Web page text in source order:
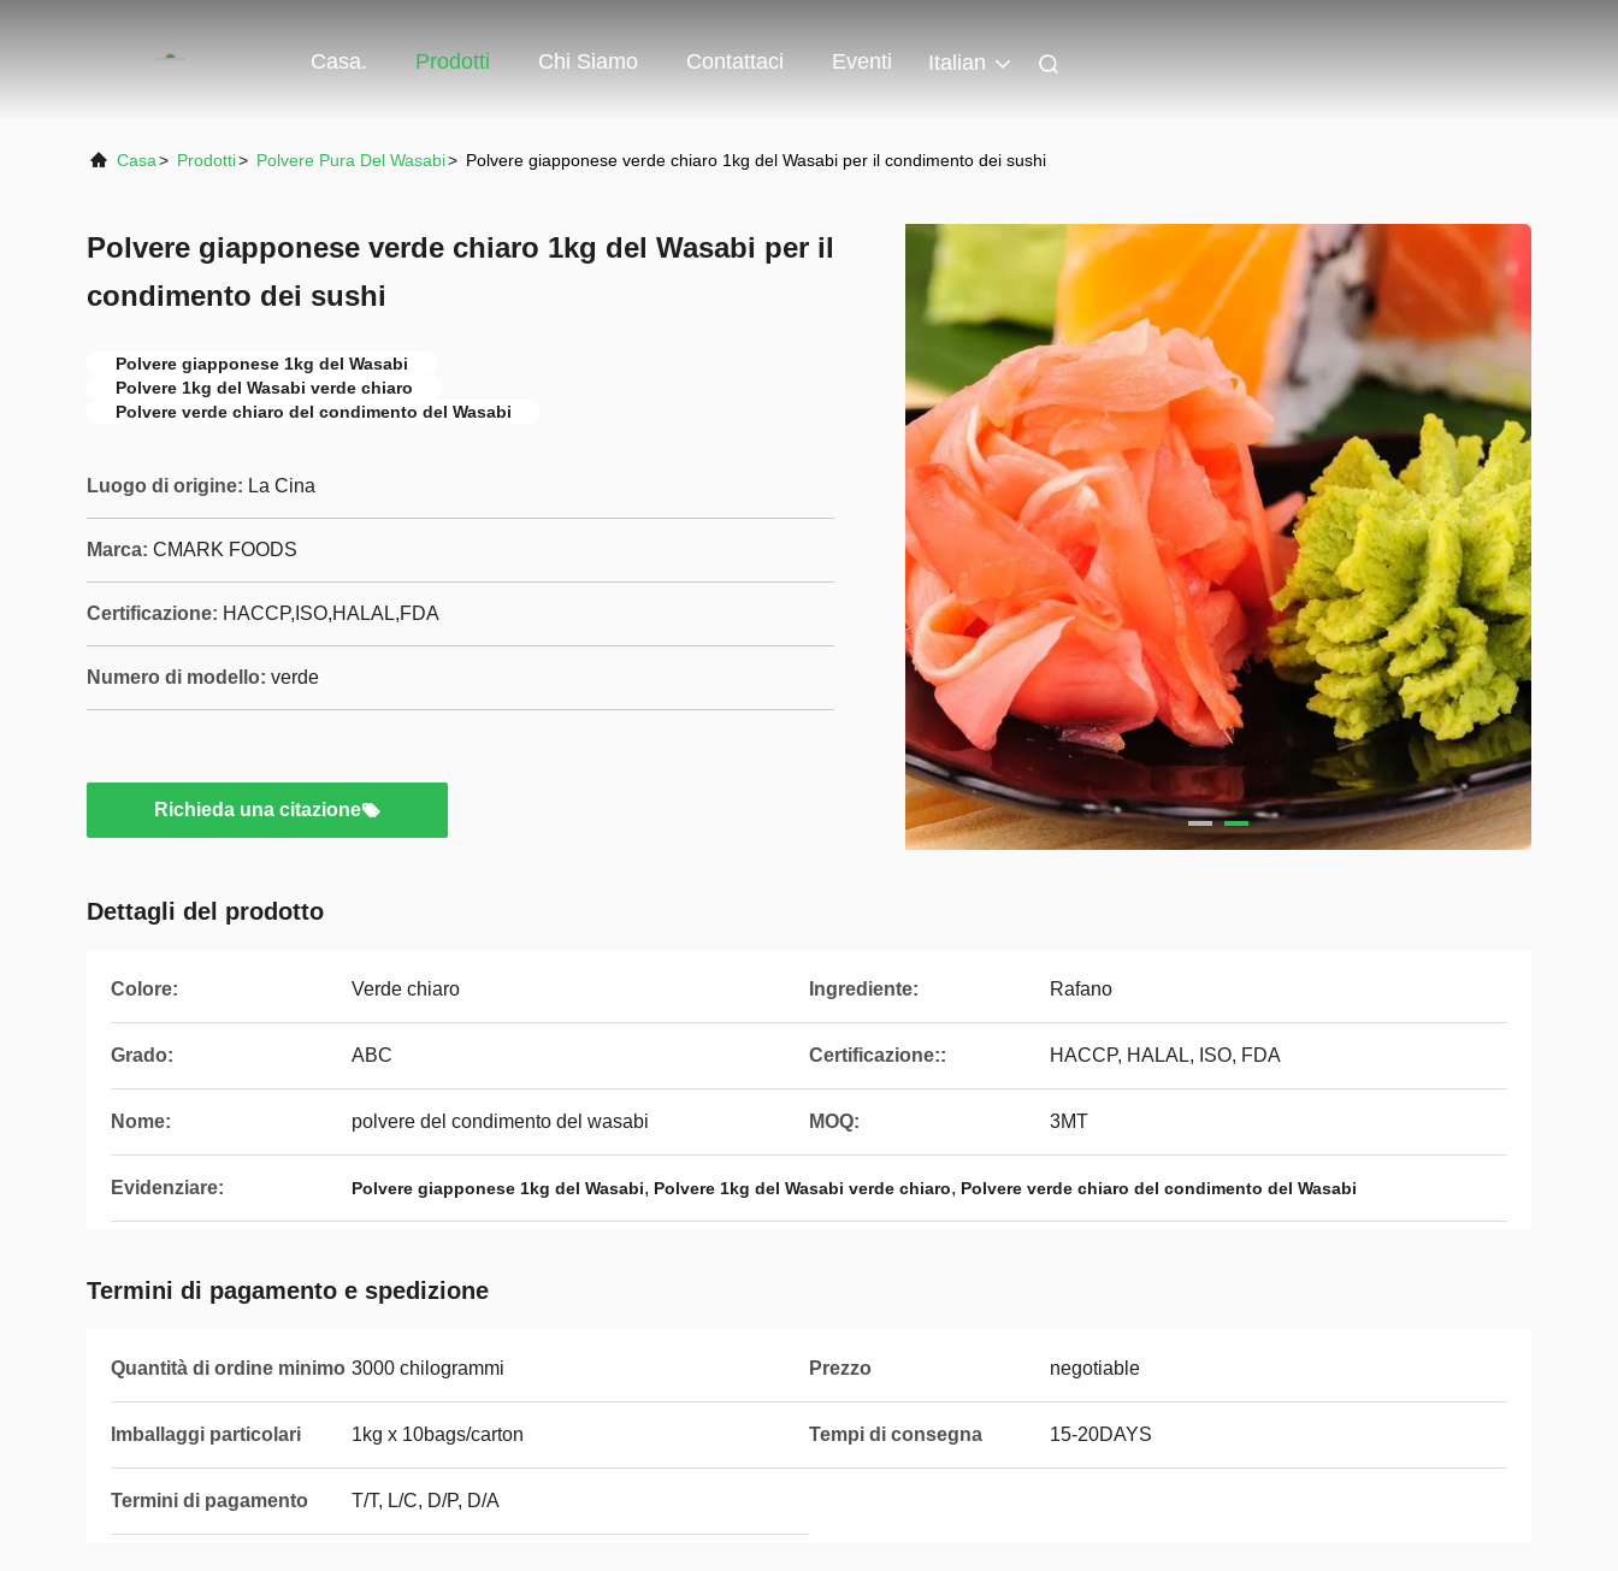
Casa. Prodotti Chi Siamo Contattaci Eventi Italian
Casa> Prodotti> Polvere Pura Del Wasabi> Polvere giapponese verde chiaro 1kg del Wasabi per il condimento dei sushi
Polvere giapponese verde chiaro 1kg del Wasabi per il
condimento dei sushi
Polvere giapponese 1kg del Wasabi
Polvere 1kg del Wasabi verde chiaro
Polvere verde chiaro del condimento del Wasabi
Luogo di origine: La Cina
Marca: CMARK FOODS
Certificazione: HACCP,ISO,HALAL,FDA
Numero di modello: verde
Richieda una citazione
Dettagli del prodotto
Colore: Verde chiaro Ingrediente: Rafano
Grado: ABC Certificazione:: HACCP, HALAL, ISO, FDA
Nome: polvere del condimento del wasabi MOQ: 3MT
Evidenziare: Polvere giapponese 1kg del Wasabi, Polvere 1kg del Wasabi verde chiaro, Polvere verde chiaro del condimento del Wasabi
Termini di pagamento e spedizione
Quantità di ordine minimo 3000 chilogrammi Prezzo negotiable
Imballaggi particolari 1kg x 10bags/carton Tempi di consegna 15-20DAYS
Termini di pagamento T/T, L/C, D/P, D/A